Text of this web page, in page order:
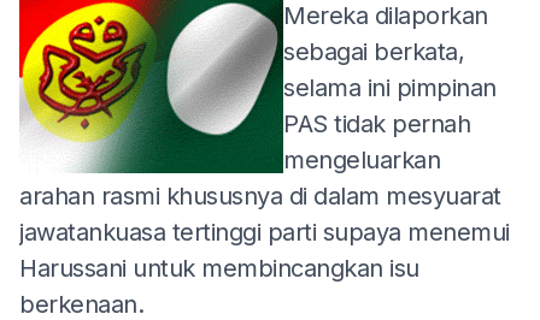
Mereka dilaporkan
sebagai berkata,
selama ini pimpinan
PAS tidak pernah
mengeluarkan
arahan rasmi khususnya di dalam mesyuarat
jawatankuasa tertinggi parti supaya menemui
Harussani untuk membincangkan isu
berkenaan.